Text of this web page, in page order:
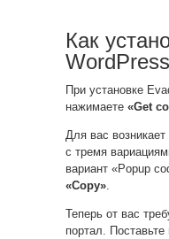
Как
WordPress
При установке
нажимаете «Get
Для вас
с тремя
вариант «Popup
«Copy».
Теперь от вас
портал.